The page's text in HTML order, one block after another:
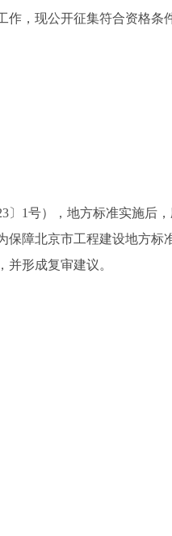
，现公开征集符合资格条
1号），地方标准实施后
障北京市工程建设地方
形成复审建议。